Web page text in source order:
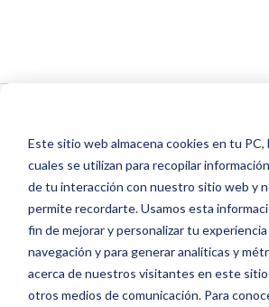
Este sitio web almacena cookies en tu PC,
cuales se utilizan para recopilar
de tu interacción con nuestro sitio web y
permite recordarte. Usamos esta
fin de mejorar y personalizar tu
navegación y para generar analíticas y
acerca de nuestros visitantes en este
otros medios de comunicación. Para
TODOS
ARTÍCULOS
COMUNICACIÓN INTERNA
ARTÍCULOS